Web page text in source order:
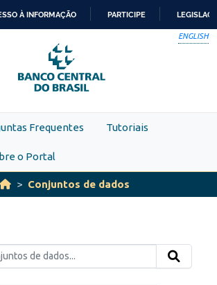
PARA
O
CONTEÚDO
À INFORMAÇÃO PARTICIPE
ENGLISH
Frequentes Tutoriais
o Portal
Conjuntos de dados